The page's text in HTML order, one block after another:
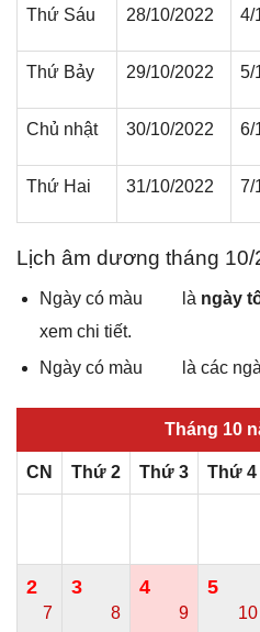
Thứ Sáu 28/10/2022 4/
Thứ Bảy 29/10/2022 5/
Chủ nhật 30/10/2022 6/
Thứ Hai 31/10/2022 7/
Lịch âm dươnɡ thánɡ 10/
Ngày có màu là ngày
xem chi tiết.
Ngày có màu
là các ngày
Thánɡ 10
CN Thứ 2 Thứ 3 Thứ 4
2
7
3
8
4
9
5
10